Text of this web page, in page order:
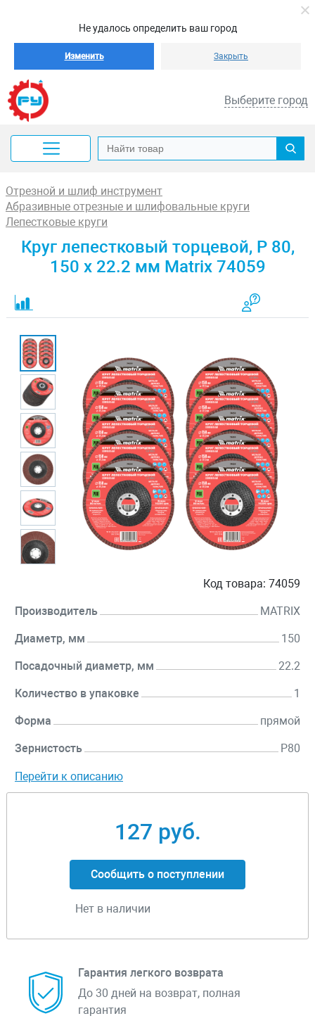
Не удалось определить ваш город
Изменить Закрыть
Выберите город
Отрезной и шлиф инструмент
Абразивные отрезные и шлифовальные круги
Лепестковые круги
Круг лепестковый торцевой, P 80,
150 х 22.2 мм Matrix 74059
Код товара: 74059
Производитель MATRIX
Диаметр, мм 150
Посадочный диаметр, мм 22.2
Количество в упаковке 1
Форма прямой
Зернистость P80
Перейти к описанию
127 руб.
Сообщить о поступлении
Нет в наличии
Гарантия легкого возврата
До 30 дней на возврат, полная
гарантия